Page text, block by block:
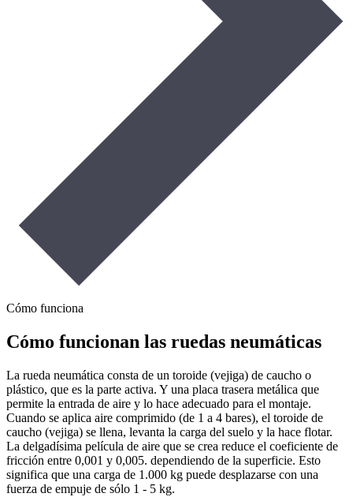
Cómo funciona
Cómo funcionan las ruedas neumáticas
La rueda neumática consta de un toroide (vejiga) de caucho o
plástico, que es la parte activa. Y una placa trasera metálica que
permite la entrada de aire y lo hace adecuado para el montaje.
Cuando se aplica aire comprimido (de 1 a 4 bares), el toroide de
caucho (vejiga) se llena, levanta la carga del suelo y la hace flotar.
La delgadísima película de aire que se crea reduce el coeficiente de
fricción entre 0,001 y 0,005. dependiendo de la superficie. Esto
significa que una carga de 1.000 kg puede desplazarse con una
fuerza de empuje de sólo 1 - 5 kg.